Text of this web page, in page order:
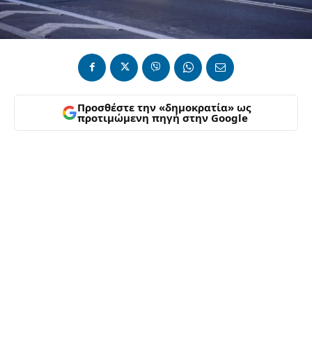
Προσθέστε την «δημοκρατία» ως
προτιμώμενη πηγή στην Google